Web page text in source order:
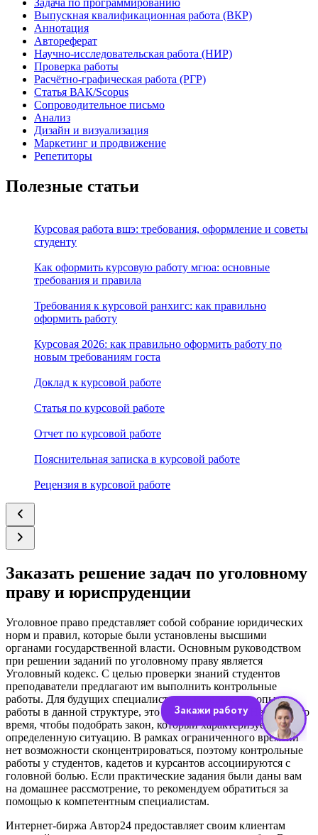
Задача по программированию
Выпускная квалификационная работа (ВКР)
Аннотация
Автореферат
Научно-исследовательская работа (НИР)
Проверка работы
Расчётно-графическая работа (РГР)
Статья ВАК/Scopus
Сопроводительное письмо
Анализ
Дизайн и визуализация
Маркетинг и продвижение
Репетиторы
Полезные статьи
Курсовая работа вшэ: требования, оформление и советы
студенту
Как оформить курсовую работу мгюа: основные
требования и правила
Требования к курсовой ранхигс: как правильно
оформить работу
Курсовая 2026: как правильно оформить работу по
новым требованиям госта
Доклад к курсовой работе
Статья по курсовой работе
Отчет по курсовой работе
Пояснительная записка в курсовой работе
Рецензия в курсовой работе
Заказать решение задач по уголовному
праву и юриспруденции
Уголовное право представляет собой собрание юридических
норм и правил, которые были установлены высшими
органами государственной власти. Основным руководством
при решении заданий по уголовному праву является
Уголовный кодекс. С целью проверки знаний студентов
преподаватели предлагают им выполнить контрольные
работы. Для будущих специалистов, у которых нет опыта
работы в данной структуре, это сложное задание. Необходимо
время, чтобы подобрать закон, который характеризует
определенную ситуацию. В рамках ограниченного времени
нет возможности сконцентрироваться, поэтому контрольные
работы у студентов, кадетов и курсантов ассоциируются с
головной болью. Если практические задания были даны вам
на домашнее рассмотрение, то рекомендуем обратиться за
помощью к компетентным специалистам.
Интернет-биржа Автор24 предоставляет своим клиентам